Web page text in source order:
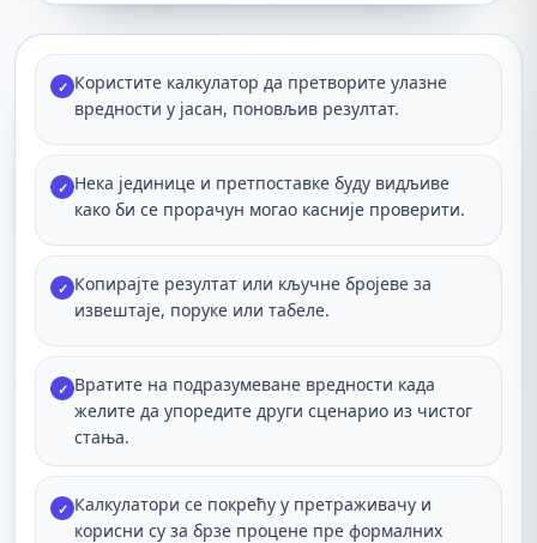
✓ Користите калкулатор да претворите улазне
вредности у јасан, поновљив резултат.
✓ Нека јединице и претпоставке буду видљиве
како би се прорачун могао касније проверити.
✓ Копирајте резултат или кључне бројеве за
извештаје, поруке или табеле.
✓ Вратите на подразумеване вредности када
желите да упоредите други сценарио из чистог
стања.
✓ Калкулатори се покрећу у претраживачу и
корисни су за брзе процене пре формалних